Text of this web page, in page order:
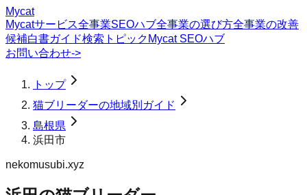
Mycat
Mycatサービス全事業SEOハブ全事業の選び方全事業の改善
候補白書ガイド検索トピック Mycat SEOハブ
お問い合わせ->
トップ
猫ブリーダーの地域別ガイド
島根県
浜田市
nekomusubi.xyz